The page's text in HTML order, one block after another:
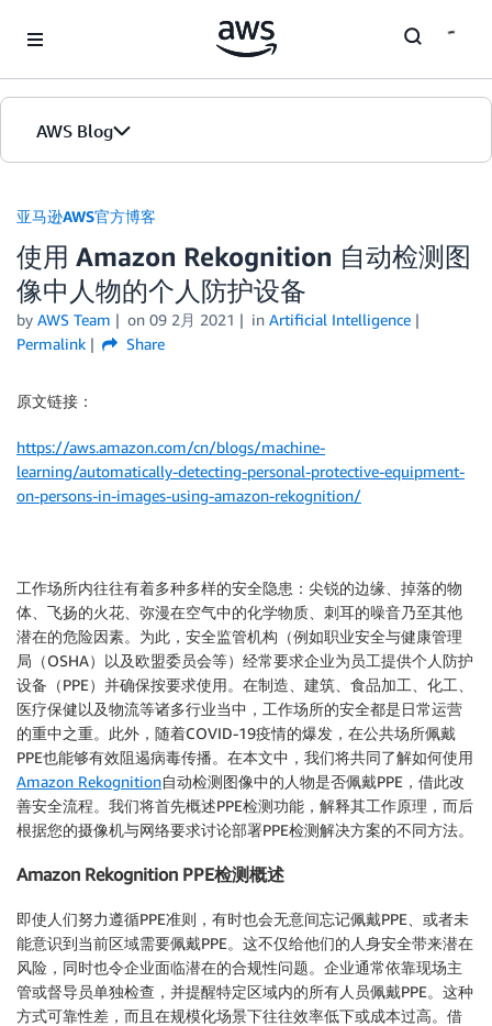
AWS Blog
首页
版本
亚马逊AWS官方博客
使用 Amazon Rekognition 自动检测图
像中人物的个人防护设备
by AWS Team on 09 2月 2021 in Artificial Intelligence
Permalink
Share
原文链接：
https://aws.amazon.com/cn/blogs/machine-
learning/automatically-detecting-personal-protective-equipment-
on-persons-in-images-using-amazon-rekognition/
工作场所内往往有着多种多样的安全隐患：尖锐的边缘、掉落的物
体、飞扬的火花、弥漫在空气中的化学物质、刺耳的噪音乃至其他
潜在的危险因素。为此，安全监管机构（例如职业安全与健康管理
局（OSHA）以及欧盟委员会等）经常要求企业为员工提供个人防护
设备（PPE）并确保按要求使用。在制造、建筑、食品加工、化工、
医疗保健以及物流等诸多行业当中，工作场所的安全都是日常运营
的重中之重。此外，随着COVID-19疫情的爆发，在公共场所佩戴
PPE也能够有效阻遏病毒传播。在本文中，我们将共同了解如何使用
Amazon Rekognition自动检测图像中的人物是否佩戴PPE，借此改
善安全流程。我们将首先概述PPE检测功能，解释其工作原理，而后
根据您的摄像机与网络要求讨论部署PPE检测解决方案的不同方法。
Amazon Rekognition PPE检测概述
即使人们努力遵循PPE准则，有时也会无意间忘记佩戴PPE、或者未
能意识到当前区域需要佩戴PPE。这不仅给他们的人身安全带来潜在
风险，同时也令企业面临潜在的合规性问题。企业通常依靠现场主
管或督导员单独检查，并提醒特定区域内的所有人员佩戴PPE。这种
方式可靠性差，而且在规模化场景下往往效率低下或成本过高。借